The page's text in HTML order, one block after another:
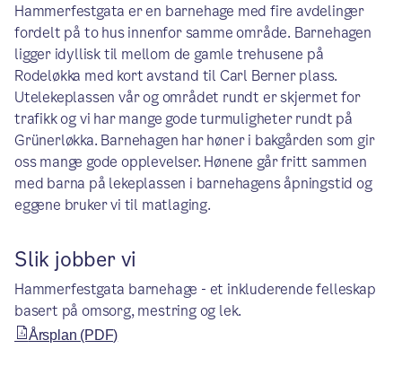
Hammerfestgata er en barnehage med fire avdelinger
fordelt på to hus innenfor samme område. Barnehagen
ligger idyllisk til mellom de gamle trehusene på
Rodeløkka med kort avstand til Carl Berner plass.
Utelekeplassen vår og området rundt er skjermet for
trafikk og vi har mange gode turmuligheter rundt på
Grünerløkka. Barnehagen har høner i bakgården som gir
oss mange gode opplevelser. Hønene går fritt sammen
med barna på lekeplassen i barnehagens åpningstid og
eggene bruker vi til matlaging.
Slik jobber vi
Hammerfestgata barnehage - et inkluderende felleskap
basert på omsorg, mestring og lek.
Årsplan (PDF)